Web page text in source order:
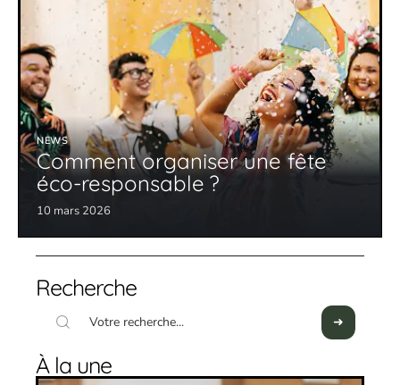
NEWS
Comment organiser une fête
éco-responsable ?
10 mars 2026
Recherche
À la une